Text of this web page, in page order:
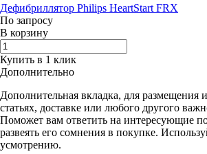
Дефибриллятор Philips HeartStart FRX
По запросу
В корзину
Купить в 1 клик
Дополнительно
Дополнительная вкладка, для размещения
статьях, доставке или любого другого
Поможет вам ответить на интересующие
развеять его сомнения в покупке.
усмотрению.